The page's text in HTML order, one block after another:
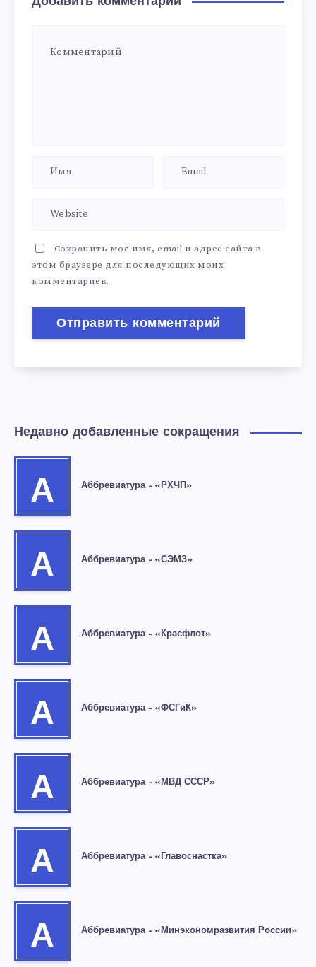
Сохранить моё имя, email и адрес сайта в
этом браузере для последующих моих
комментариев.
Недавно добавленные сокращения
А Аббревиатура – «РХЧП»
А Аббревиатура – «СЭМЗ»
А Аббревиатура – «Красфлот»
А Аббревиатура – «ФСГиК»
А Аббревиатура – «МВД СССР»
А Аббревиатура – «Главоснастка»
А Аббревиатура – «Минэкономразвития России»